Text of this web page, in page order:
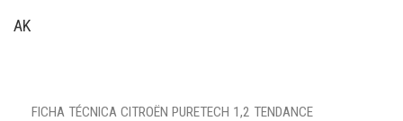
AK
FICHA TÉCNICA CITROËN PURETECH 1,2 TENDANCE